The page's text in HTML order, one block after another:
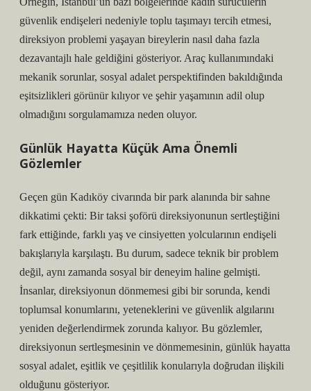
güvenlik endişeleri nedeniyle toplu taşımayı tercih etmesi,
direksiyon problemi yaşayan bireylerin nasıl daha fazla
dezavantajlı hale geldiğini gösteriyor. Araç kullanımındaki
mekanik sorunlar, sosyal adalet perspektifinden bakıldığında
eşitsizlikleri görünür kılıyor ve şehir yaşamının adil olup
olmadığını sorgulamamıza neden oluyor.
Günlük Hayatta Küçük Ama Önemli
Gözlemler
Geçen gün Kadıköy civarında bir park alanında bir sahne
dikkatimi çekti: Bir taksi şoförü direksiyonunun sertleştiğini
fark ettiğinde, farklı yaş ve cinsiyetten yolcularının endişeli
bakışlarıyla karşılaştı. Bu durum, sadece teknik bir problem
değil, aynı zamanda sosyal bir deneyim haline gelmişti.
İnsanlar, direksiyonun dönmemesi gibi bir sorunda, kendi
toplumsal konumlarını, yeteneklerini ve güvenlik algılarını
yeniden değerlendirmek zorunda kalıyor. Bu gözlemler,
direksiyonun sertleşmesinin ve dönmemesinin, günlük hayatta
sosyal adalet, eşitlik ve çeşitlilik konularıyla doğrudan ilişkili
olduğunu gösteriyor.